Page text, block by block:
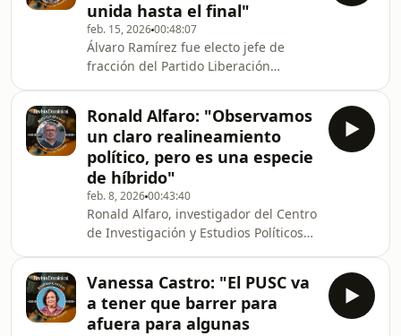
Dominical, Gordienko habló sobre sus
convicciones democráticas, explicó
cómo ha cambiado desde que
participó en política con el partido
Movimiento Libertario y confesó que
se considera &quot;d
unida hasta el final"
feb. 15, 202600:48:07
Álvaro Ramírez fue electo jefe de
fracción del Partido Liberación
reunió con la diputada electa y ex
primera dama, Claudia Dobles, y esta
semana, tras el polémico despido del
diputado Óscar Izquierdo del AyA,
anunció que será jefe de asesores de
la próxima bancada. En entrevista
con Revista Dominical, Ramírez habló
de los pr
Ronald Alfaro: "Observamos
un claro realineamiento
político, pero es una especie
de híbrido"
feb. 8, 202600:43:40
Ronald Alfaro, investigador del Centro
de Investigación y Estudios Políticos
político&quot; tras las elecciones del
pasado 1.° de febrero. Sin
embargo, considera que se trata de
Vanessa Castro: "El PUSC va
a tener que barrer para
afuera para algunas